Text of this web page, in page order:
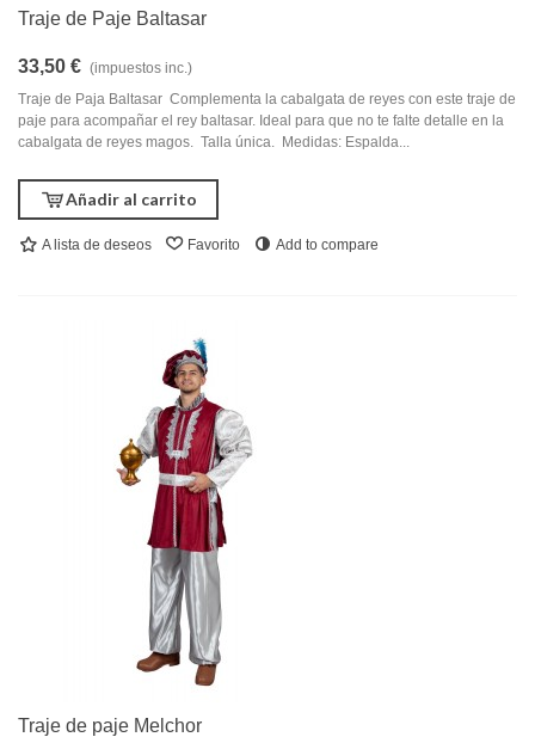
Traje de Paje Baltasar
33,50 € (impuestos inc.)
Traje de Paja Baltasar Complementa la cabalgata de reyes con este traje de
paje para acompañar el rey baltasar. Ideal para que no te falte detalle en la
cabalgata de reyes magos. Talla única. Medidas: Espalda...
Añadir al carrito
A lista de deseos Favorito Add to compare
Traje de paje Melchor